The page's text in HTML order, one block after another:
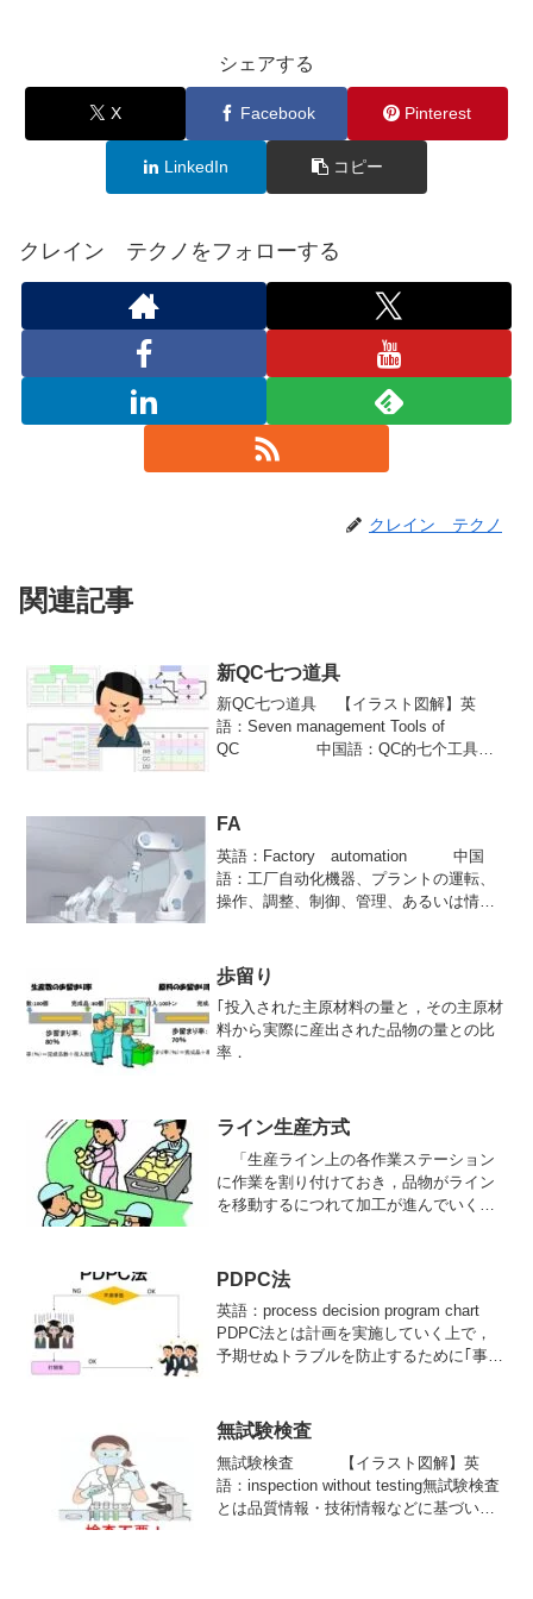
シェアする
X Facebook Pinterest
LinkedIn コピー
クレイン テクノをフォローする
クレイン テクノ
関連記事
新QC七つ道具
新QC七つ道具 【イラスト図解】英
語：Seven management Tools of
QC 中国語：QC的七个工具新
スデータ解析法，アロー・ダイヤグラ
FA
英語：Factory automation 中国
語：工厂自动化機器、プラントの運転、
操作、調整、制御、管理、あるいは情報
歩留り
｢投入された主原材料の量と，その主原材
料から実際に産出された品物の量との比
率．
ライン生産方式
「生産ライン上の各作業ステーション
に作業を割り付けておき，品物がライン
を移動するにつれて加工が進んでいく方
PDPC法
英語：process decision program chart
PDPC法とは計画を実施していく上で，
予期せぬトラブルを防止するために｢事前
方向に導く方法｣。さらに，プロセスの進
行過程において予期しなかった問題が生
じたときは，その
無試験検査
無試験検査 【イラスト図解】英
語：inspection without testing無試験検査
とは品質情報・技術情報などに基づいて